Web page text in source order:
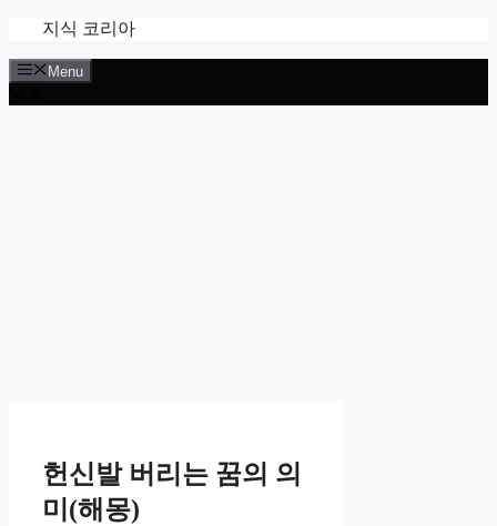
content
지식 코리아
Menu
헌신발 버리는 꿈의 의
미(해몽)